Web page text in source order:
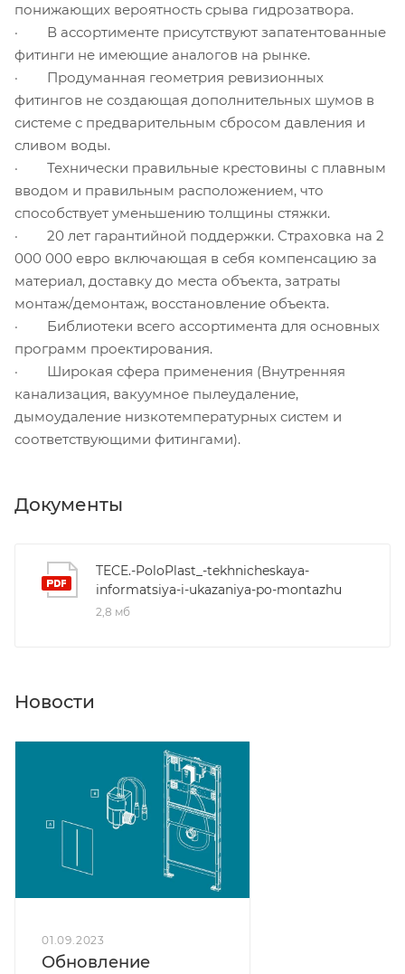
понижающих вероятность срыва гидрозатвора.
· В ассортименте присутствуют запатентованные
фитинги не имеющие аналогов на рынке.
· Продуманная геометрия ревизионных
фитингов не создающая дополнительных шумов в
системе с предварительным сбросом давления и
сливом воды.
· Технически правильные крестовины с плавным
вводом и правильным расположением, что
способствует уменьшению толщины стяжки.
· 20 лет гарантийной поддержки. Страховка на 2
000 000 евро включающая в себя компенсацию за
материал, доставку до места объекта, затраты
монтаж/демонтаж, восстановление объекта.
· Библиотеки всего ассортимента для основных
программ проектирования.
· Широкая сфера применения (Внутренняя
канализация, вакуумное пылеудаление,
дымоудаление низкотемпературных систем и
соответствующими фитингами).
Документы
TECE.-PoloPlast_-tekhnicheskaya-
informatsiya-i-ukazaniya-po-montazhu
2,8 мб
Новости
01.09.2023
Обновление